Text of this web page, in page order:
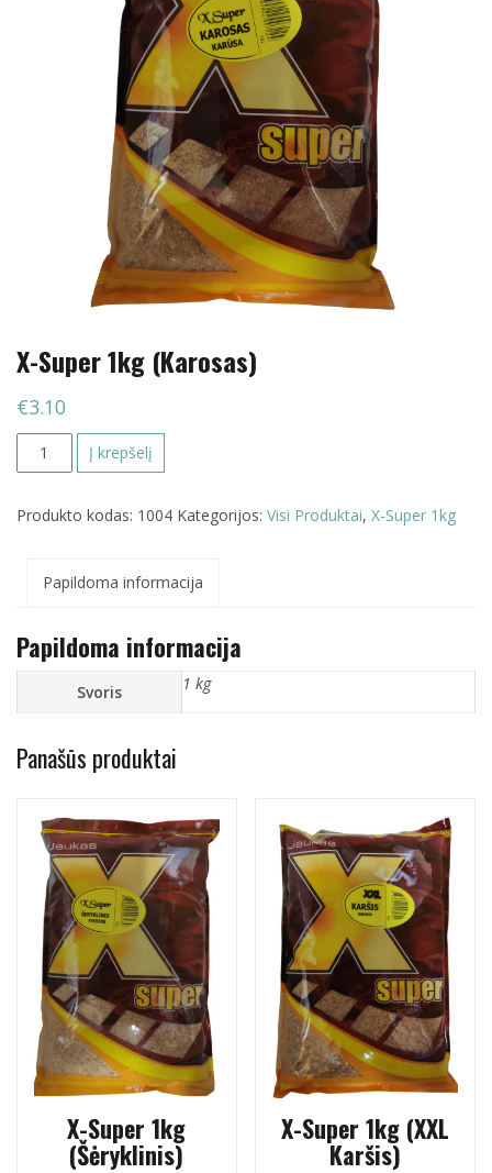
X-Super 1kg (Karosas)
€3.10
produkto
kiekis:
Super
Į krepšelį
Produkto kodas: 1004 Kategorijos: Visi Produktai, X-Super 1kg
Papildoma informacija
Papildoma informacija
Svoris 1 kg
Panašūs produktai
X-Super 1kg
(Šėryklinis)
X-Super 1kg (XXL
Karšis)